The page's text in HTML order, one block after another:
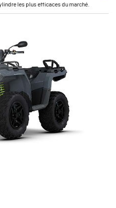
les plus efficaces du marché.